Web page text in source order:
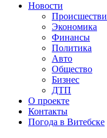
Новости
Экономика
Финансы
Политика
Авто
Общество
Бизнес
ДТП
О проекте
Контакты
Погода в Витебске